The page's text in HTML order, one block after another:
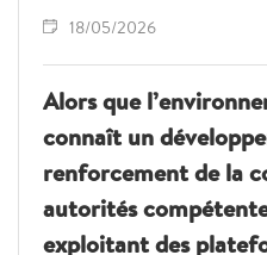
18/05/2026
Alors que
connaît un
renforcement de la
autorités
exploitant des